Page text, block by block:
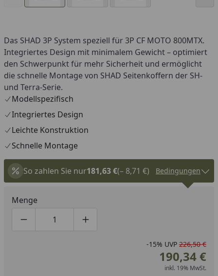
Das SHAD 3P System speziell für 3P CF MOTO 800MTX.
Integriertes Design mit minimalem Gewicht – optimiert
den Schwerpunkt für mehr Sicherheit und ermöglicht
die schnelle Montage von SHAD Seitenkoffern der SH-
und Terra-Serie.
Modellspezifisch
Integriertes Design
Leichte Konstruktion
Schnelle Montage
So zahlen Sie nur181,63 €(– 8,71 €) Bedingungen
Menge
Produktmenge um eins verringern
Produktmenge manuell eingeben
Produktmenge um eins erhöhen
-15% UVP 226,50 €
190,34 €
inkl. 19% MwSt.